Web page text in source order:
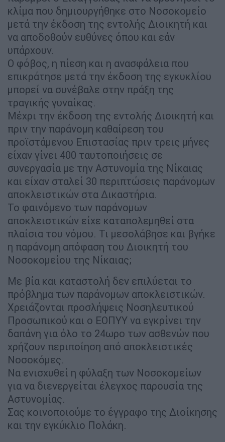
κλίμα που δημιουργήθηκε στο Νοσοκομείο
μετά την έκδοση της εντολής Διοικητή και
να αποδοθούν ευθύνες όπου και εάν
υπάρχουν.
Ο φόβος, η πίεση και η ανασφάλεια που
επικράτησε μετά την έκδοση της εγκυκλίου
μπορεί να συνέβαλε στην πράξη της
τραγικής γυναίκας.
Μέχρι την έκδοση της εντολής Διοικητή και
πριν την παράνομη καθαίρεση του
προϊστάμενου Επιστασίας πριν τρεις μήνες
είχαν γίνει 400 ταυτοποιήσεις σε
συνεργασία με την Αστυνομία της Νίκαιας
και είχαν σταλεί 30 περιπτώσεις παράνομων
αποκλειστικών στα Δικαστήρια.
Το φαινόμενο των παράνομων
αποκλειστικών είχε καταπολεμηθεί στα
πλαίσια του νόμου. Τι μεσολάβησε και βγήκε
η παράνομη απόφαση του Διοικητή του
Νοσοκομείου της Νίκαιας;
Με βία και καταστολή δεν επιλύεται το
πρόβλημα των παράνομων αποκλειστικών.
Χρειάζονται προσλήψεις Νοσηλευτικού
Προσωπικού και ο ΕΟΠΥΥ να εγκρίνει την
δαπάνη για όλο το 24ωρο των ασθενών που
χρήζουν περιποίηση από αποκλειστικές
Νοσοκόμες.
Να ενισχυθεί η φύλαξη των Νοσοκομείων
για να διενεργείται έλεγχος παρουσία της
Αστυνομίας.
Σας κοινοποιούμε το έγγραφο της Διοίκησης
και την εγκύκλιο Πολάκη.